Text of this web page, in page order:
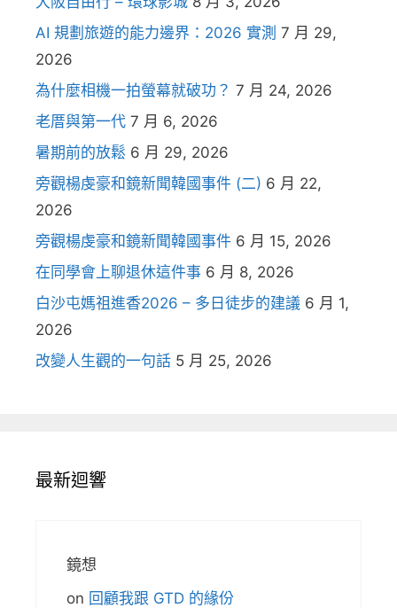
AI 規劃旅遊的能力邊界：2026 實測 7 月 29,
2026
為什麼相機一拍螢幕就破功？ 7 月 24, 2026
老厝與第一代 7 月 6, 2026
暑期前的放鬆 6 月 29, 2026
旁觀楊虔豪和鏡新聞韓國事件 (二) 6 月 22,
2026
旁觀楊虔豪和鏡新聞韓國事件 6 月 15, 2026
在同學會上聊退休這件事 6 月 8, 2026
白沙屯媽祖進香2026 – 多日徒步的建議 6 月 1,
2026
改變人生觀的一句話 5 月 25, 2026
最新迴響
鏡想
on 回顧我跟 GTD 的緣份